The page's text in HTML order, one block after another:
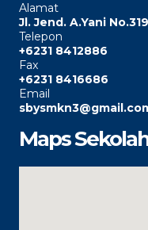
Alamat
Jl. Jend. A.Yani
Telepon
+6231 8412886
Fax
+6231 8416686
Email
Maps